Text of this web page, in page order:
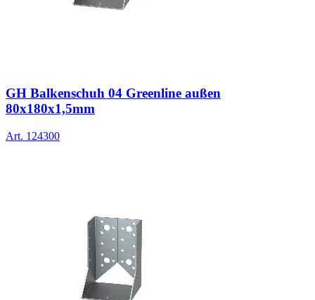
GH Balkenschuh 04 Greenline außen
80x180x1,5mm
Art. 124300